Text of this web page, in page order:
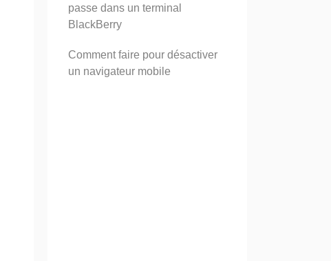
passe dans un terminal
BlackBerry
Comment faire pour désactiver
un navigateur mobile